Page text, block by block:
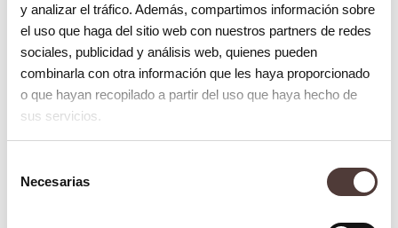
y analizar el tráfico. Además, compartimos información sobre
el uso que haga del sitio web con nuestros partners de redes
sociales, publicidad y análisis web, quienes pueden
combinarla con otra información que les haya proporcionado
o que hayan recopilado a partir del uso que haya hecho de
sus servicios.
Necesarias
Limitaciones
A pesar de sus ventajas, tienen también
ciertas limitaciones:
No son válidos para todos los casos:
La estabilidad primaria puede ser